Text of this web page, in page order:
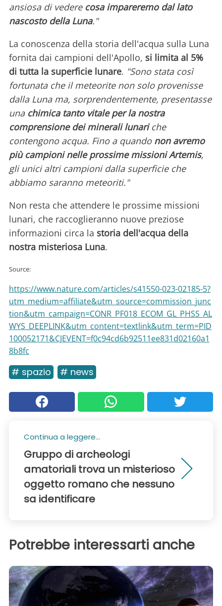
ansiosa di vedere cosa impareremo dal lato
nascosto della Luna."
La conoscenza della storia dell'acqua sulla Luna
fornita dai campioni dell'Apollo, si limita al 5%
di tutta la superficie lunare. "Sono stata così
fortunata che il meteorite non solo provenisse
dalla Luna ma, sorprendentemente, presentasse
una chimica tanto vitale per la nostra
comprensione dei minerali lunariche
contengono acqua. Fino a quando non avremo
più campioni nelle prossime missioni Artemis,
gli unici altri campioni dalla superficie che
abbiamo saranno meteoriti."
Non resta che attendere le prossime missioni
lunari, che raccoglieranno nuove preziose
informazioni circa la storia dell'acqua della
nostra misteriosa Luna.
Source:
https://www.nature.com/articles/s41550-023-02185-5?
utm_medium=affiliate&utm_source=commission_junc
tion&utm_campaign=CONR_PF018_ECOM_GL_PHSS_AL
WYS_DEEPLINK&utm_content=textlink&utm_term=PID
100052171&CJEVENT=f0c94cd6b92511ee831d02160a1
8b8fc
# spazio # news
Continua a leggere...
Gruppo di archeologi
amatoriali trova un misterioso
oggetto romano che nessuno
sa identificare
Potrebbe interessarti anche